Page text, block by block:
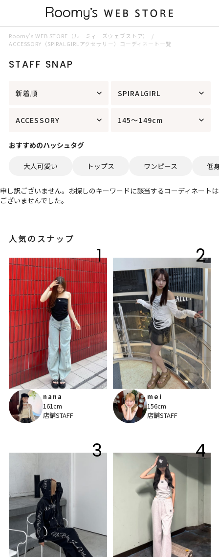
Roomy’s WEB STORE（ルーミィーズウェブストア）
ACCESSORY（SPIRALGIRLアクセサリー）コーディネート一覧
STAFF SNAP
新着順 SPIRALGIRL
ACCESSORY 145～149cm
おすすめのハッシュタグ
大人可愛い トップス ワンピース 低
申し訳ございません。お探しのキーワードに該当するコーディネートは
ございませんでした。
人気のスナップ
1
nana
161cm
店舗STAFF
2
mei
156cm
店舗STAFF
3 4